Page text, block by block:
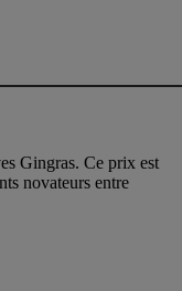
Gingras. Ce prix est
novateurs entre